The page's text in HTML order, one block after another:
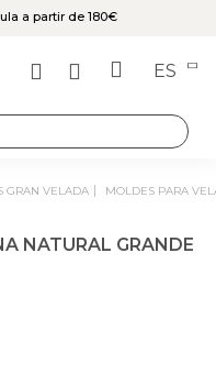
a partir de 180€
ES
GRAN VELADA MOLDES PARA